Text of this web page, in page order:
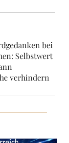
bei
Selbstwert
verhindern